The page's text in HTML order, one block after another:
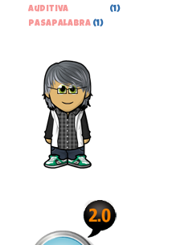
auditiva
(1)
pasapalabra (1)